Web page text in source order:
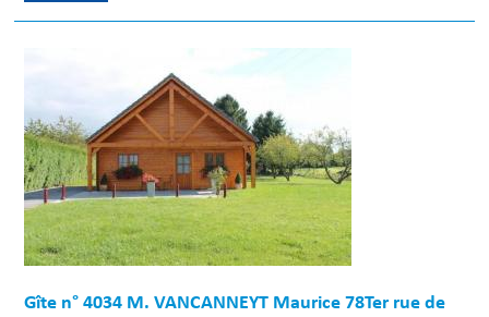
Gîte n° 4034 M. VANCANNEYT Maurice 78Ter rue de